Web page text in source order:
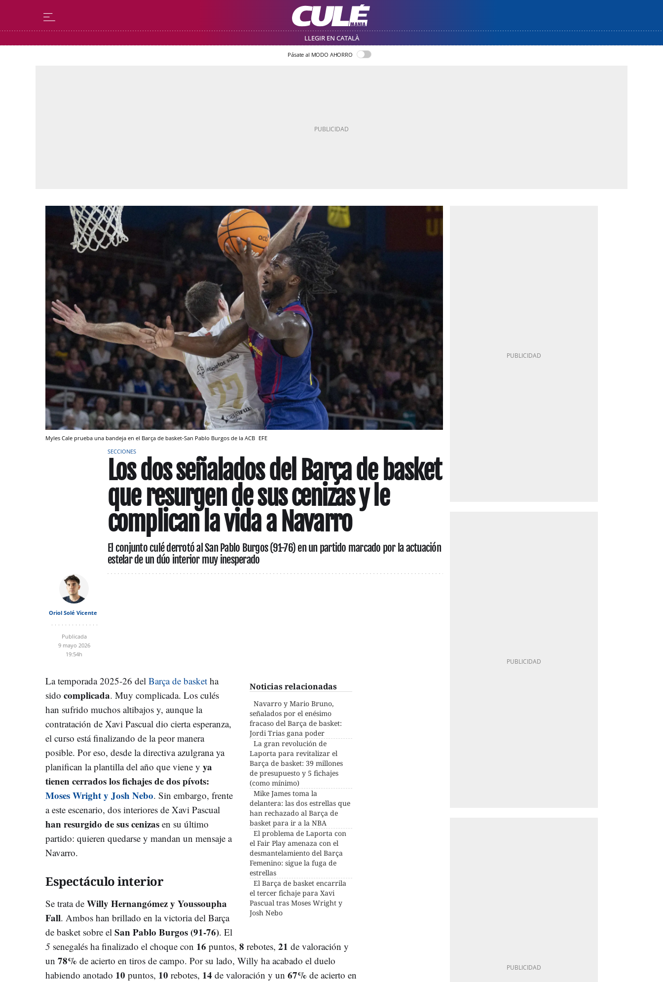
LLEGIR EN CATALÀ
Pásate al MODO AHORRO
Myles Cale prueba una bandeja en el Barça de basket-San Pablo Burgos de la ACB EFE
SECCIONES
Los dos señalados del Barça de basket
que resurgen de sus cenizas y le
complican la vida a Navarro
El conjunto culé derrotó al San Pablo Burgos (91-76) en un partido marcado por la actuación
estelar de un dúo interior muy inesperado
Oriol Solé Vicente
Publicada
9 mayo 2026
19:54h
Noticias relacionadas
Navarro y Mario Bruno,
señalados por el enésimo
fracaso del Barça de basket:
Jordi Trias gana poder
La gran revolución de
Laporta para revitalizar el
Barça de basket: 39 millones
de presupuesto y 5 fichajes
(como mínimo)
Mike James toma la
delantera: las dos estrellas que
han rechazado al Barça de
basket para ir a la NBA
El problema de Laporta con
el Fair Play amenaza con el
desmantelamiento del Barça
Femenino: sigue la fuga de
estrellas
El Barça de basket encarrila
el tercer fichaje para Xavi
Pascual tras Moses Wright y
Josh Nebo
La temporada 2025-26 del Barça de basket ha
sido complicada. Muy complicada. Los culés
han sufrido muchos altibajos y, aunque la
contratación de Xavi Pascual dio cierta esperanza,
el curso está finalizando de la peor manera
posible. Por eso, desde la directiva azulgrana ya
planifican la plantilla del año que viene y ya
tienen cerrados los fichajes de dos pívots:
Moses Wright y Josh Nebo. Sin embargo, frente
a este escenario, dos interiores de Xavi Pascual
han resurgido de sus cenizas en su último
partido: quieren quedarse y mandan un mensaje a
Navarro.
Espectáculo interior
Se trata de Willy Hernangómez y Youssoupha
Fall. Ambos han brillado en la victoria del Barça
de basket sobre el San Pablo Burgos (91-76). El
5 senegalés ha finalizado el choque con 16 puntos, 8 rebotes, 21 de valoración y
un 78% de acierto en tiros de campo. Por su lado, Willy ha acabado el duelo
habiendo anotado 10 puntos, 10 rebotes, 14 de valoración y un 67% de acierto en